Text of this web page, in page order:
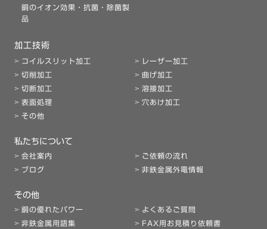
銅のイオン効果・抗菌・除菌製
品
加工技術
コイルスリット加工
レーザー加工
切削加工
曲げ加工
切断加工
溶接加工
表面処理
穴あけ加工
その他
私たちについて
会社案内
ご依頼の流れ
ブログ
非鉄金属外電情報
その他
銅の優れたパワー
よくあるご質問
非鉄金属用語集
FAX用お見積り依頼書